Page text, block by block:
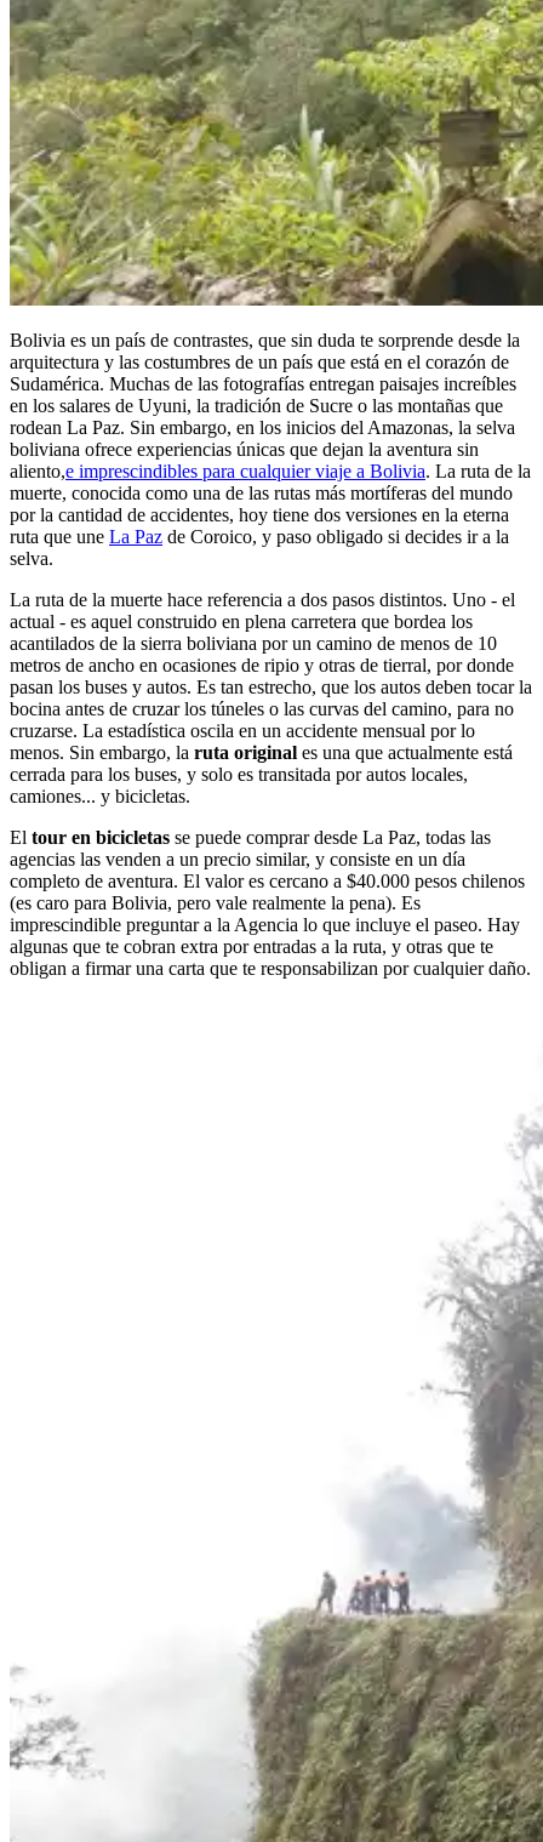
Bolivia es un país de contrastes, que sin duda te sorprende desde la
arquitectura y las costumbres de un país que está en el corazón de
Sudamérica. Muchas de las fotografías entregan paisajes increíbles
en los salares de Uyuni, la tradición de Sucre o las montañas que
rodean La Paz. Sin embargo, en los inicios del Amazonas, la selva
boliviana ofrece experiencias únicas que dejan la aventura sin
aliento,e imprescindibles para cualquier viaje a Bolivia. La ruta de la
muerte, conocida como una de las rutas más mortíferas del mundo
por la cantidad de accidentes, hoy tiene dos versiones en la eterna
ruta que une La Paz de Coroico, y paso obligado si decides ir a la
selva.
La ruta de la muerte hace referencia a dos pasos distintos. Uno - el
actual - es aquel construido en plena carretera que bordea los
acantilados de la sierra boliviana por un camino de menos de 10
metros de ancho en ocasiones de ripio y otras de tierral, por donde
pasan los buses y autos. Es tan estrecho, que los autos deben tocar la
bocina antes de cruzar los túneles o las curvas del camino, para no
cruzarse. La estadística oscila en un accidente mensual por lo
menos. Sin embargo, la ruta original es una que actualmente está
cerrada para los buses, y solo es transitada por autos locales,
camiones... y bicicletas.
El tour en bicicletas se puede comprar desde La Paz, todas las
agencias las venden a un precio similar, y consiste en un día
completo de aventura. El valor es cercano a $40.000 pesos chilenos
(es caro para Bolivia, pero vale realmente la pena). Es
imprescindible preguntar a la Agencia lo que incluye el paseo. Hay
algunas que te cobran extra por entradas a la ruta, y otras que te
obligan a firmar una carta que te responsabilizan por cualquier daño.